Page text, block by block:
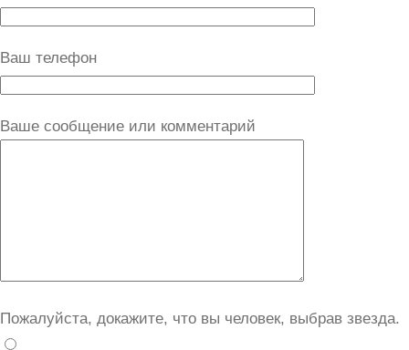
Ваш телефон
Ваше сообщение или комментарий
Пожалуйста, докажите, что вы человек, выбрав звезда.